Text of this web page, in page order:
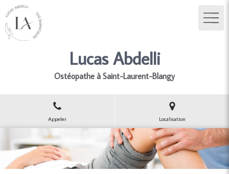
Lucas Abdelli
Ostéopathe à Saint-Laurent-Blangy
Appeler Localisation